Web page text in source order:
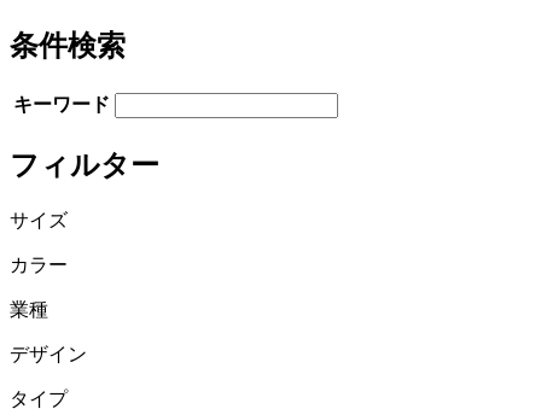
条件検索
キーワード
フィルター
サイズ
カラー
業種
デザイン
タイプ